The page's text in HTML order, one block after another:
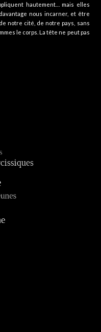
hautement… mais elles
nous incarner, et être
notre cité, de notre pays, sans
le corps. La tête ne peut pas